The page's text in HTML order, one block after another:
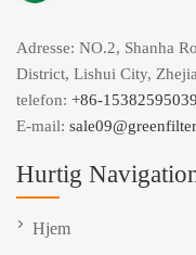
Adresse: NO.2, Shanha
District, Lishui City,
telefon: +86-15382595039
E-mail:
Hurtig
Hjem